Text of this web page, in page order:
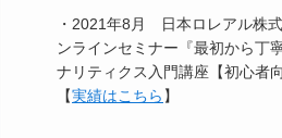
・2021年8月 日本ロレアル株
ンラインセミナー『最初から丁
ナリティクス入門講座【初心者
【実績はこちら 】